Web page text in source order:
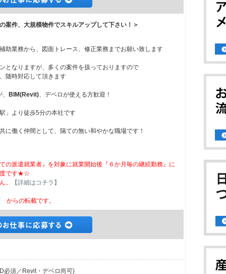
案件、大規模物件でスキルアップして下さい！＞
助業務から、図面トレース、修正業務までお願い致します
となりますが、多くの案件を扱っておりますので
随時対応して頂きます
BIM(Revit)、デベロが使える方歓迎！
」より徒歩5分の本社です
働く仲間として、隔ての無い和やかな職場です！
派遣就業者』を対象に就業開始後『６か月毎の継続勤務』に
度です★☆
。
【詳細はコチラ】
からの転載です。
必須／Revit・デベロ尚可)